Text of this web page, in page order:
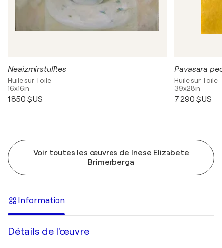
Neaizmirstulītes
Huile sur Toile
16x16in
1 850 $US
Pavasara
Huile sur Toile
39x28in
7 290 $US
Voir toutes les œuvres de Inese Elizabete
Brimerberga
Information
Détails de l'œuvre